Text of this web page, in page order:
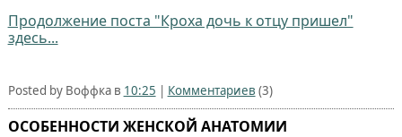
Продолжение поста "Кроха дочь к отцу пришел"
здесь...
Posted by Воффка в 10:25 | Комментариев (3)
ОСОБЕННОСТИ ЖЕНСКОЙ АНАТОМИИ